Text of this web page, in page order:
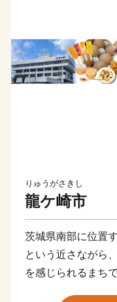
りゅうがさきし
龍ケ崎市
茨城県南部に位置
という近さながら
を感じられるまち